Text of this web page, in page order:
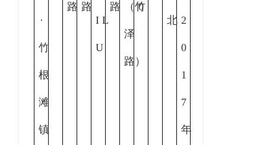
·
竹
根
滩
镇
路 路
I L
U
路 （竹
泽
路）
0
北 2
0
1
7
年